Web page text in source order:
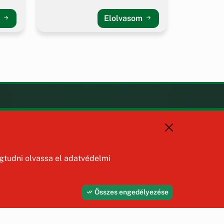
Elolvasom
KAPCSOLAT
8192 Hajmáskér, Kossuth Lajos
olvassa el adatvédelmi
Összes engedélyezése